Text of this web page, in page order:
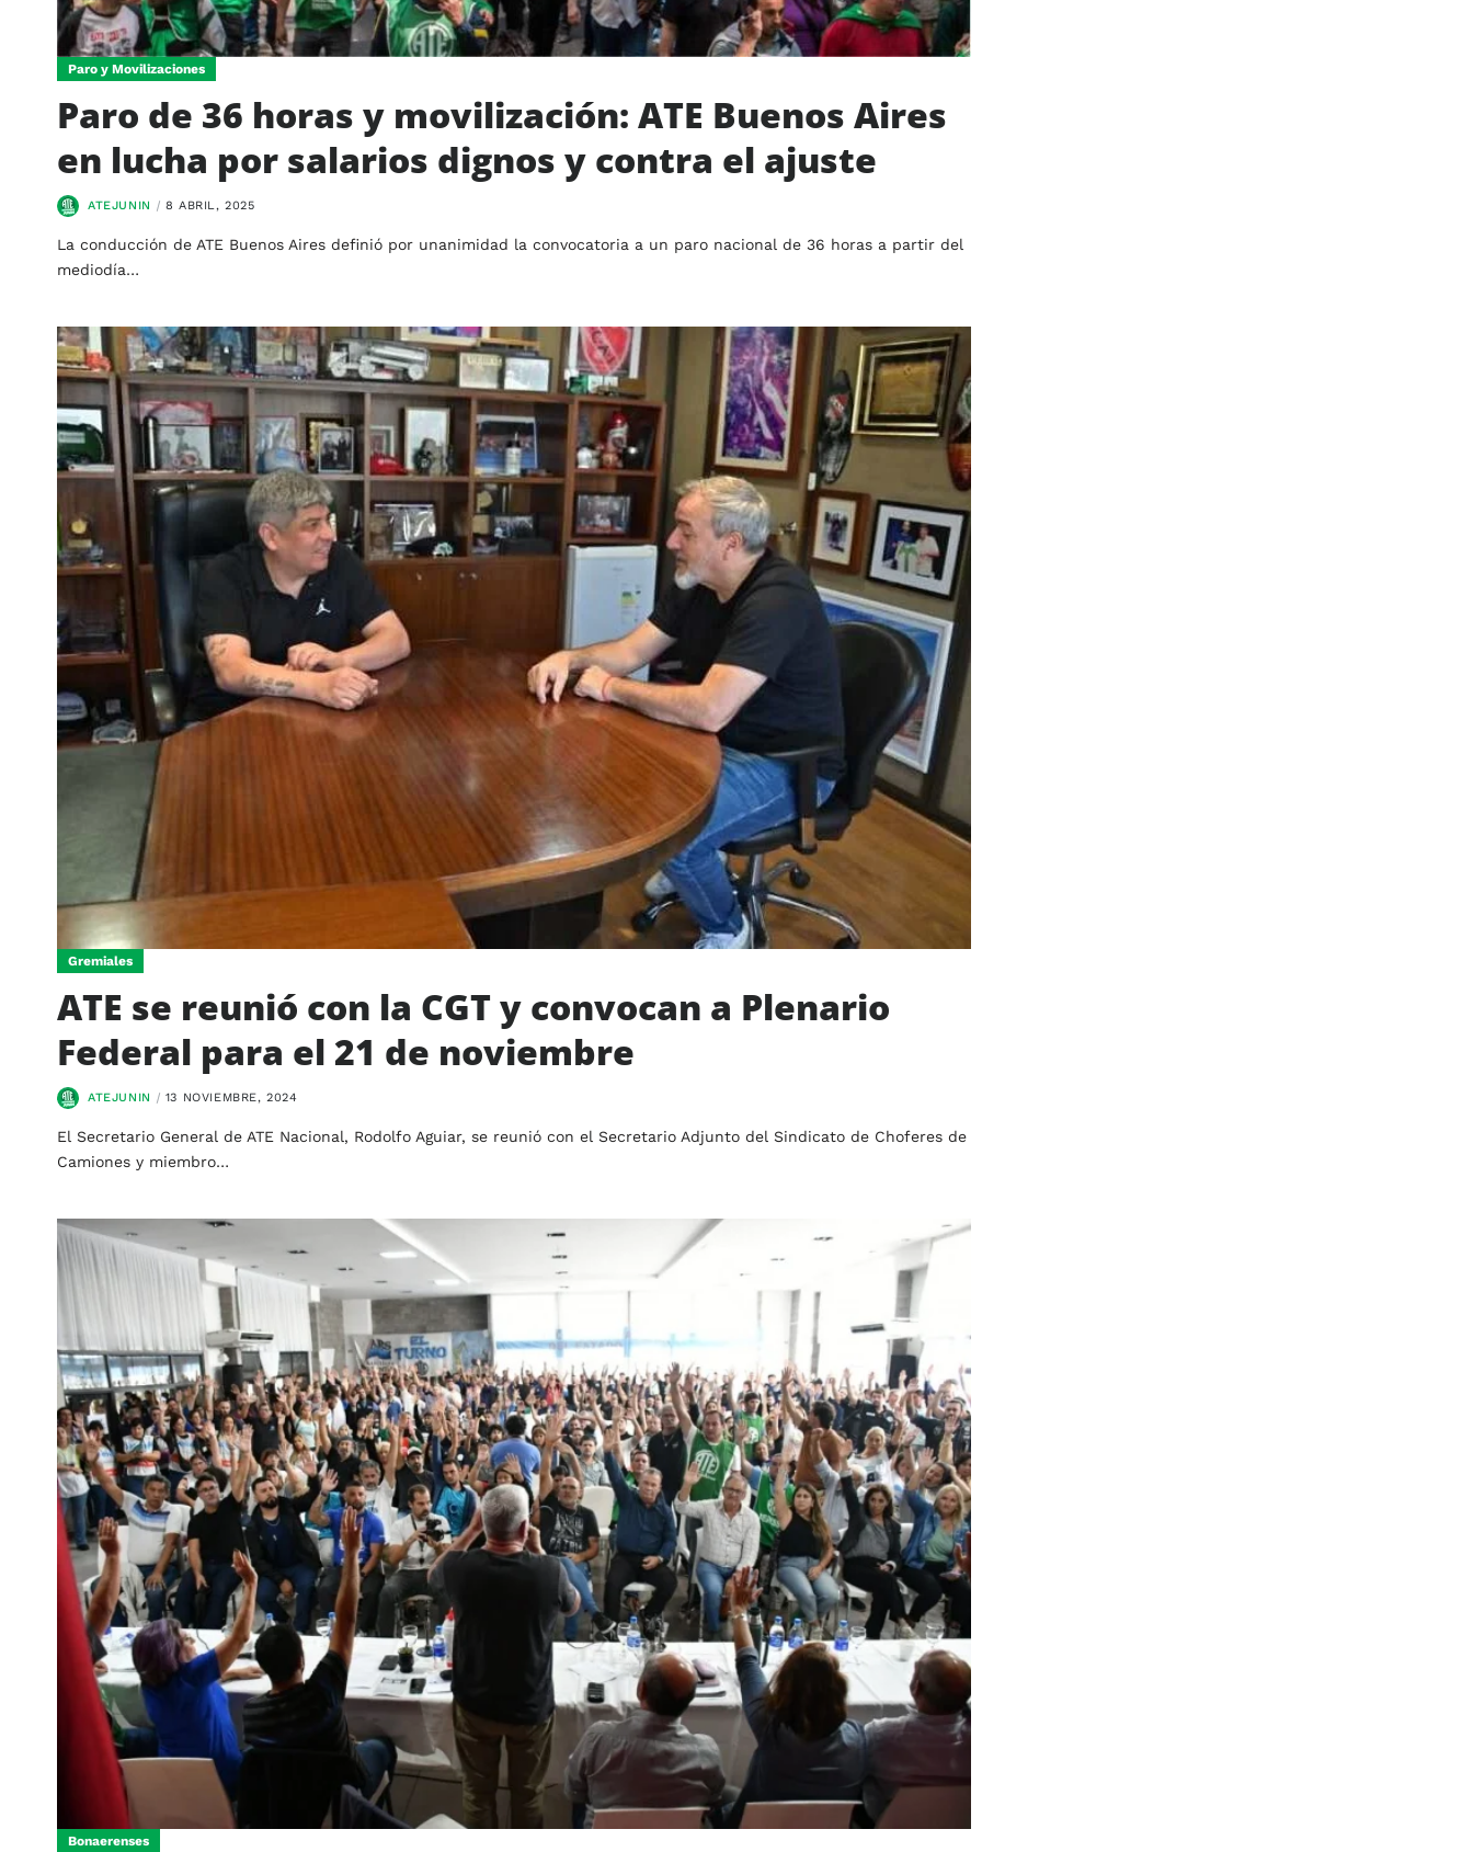
Paro y Movilizaciones
Paro de 36 horas y movilización: ATE Buenos Aires
en lucha por salarios dignos y contra el ajuste
ATEJUNIN 8 ABRIL, 2025
La conducción de ATE Buenos Aires definió por unanimidad la convocatoria a un paro nacional de 36 horas a partir del
mediodía…
Gremiales
ATE se reunió con la CGT y convocan a Plenario
Federal para el 21 de noviembre
ATEJUNIN 13 NOVIEMBRE, 2024
El Secretario General de ATE Nacional, Rodolfo Aguiar, se reunió con el Secretario Adjunto del Sindicato de Choferes de
Camiones y miembro…
Bonaerenses